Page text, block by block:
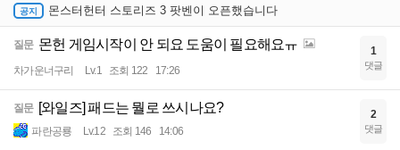
몬스터헌터 스토리즈 3 팟벤이 오픈했습니다
질문 몬헌 게임시작이 안 되요 도움이 필요해요ㅠ
차가운너구리 Lv.1 조회 122 17:26
1
댓글
질문 [와일즈] 패드는 뭘로 쓰시나요?
파란공룡 Lv.12 조회 146 14:06
2
댓글